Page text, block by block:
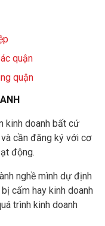
quận
quận
kinh doanh bất cứ
cần đăng ký với cơ
động.
nghề mình dự định
cấm hay kinh doanh
trình kinh doanh